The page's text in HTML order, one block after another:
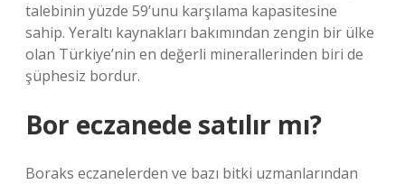
talebinin yüzde 59’unu karşılama kapasitesine
sahip. Yeraltı kaynakları bakımından zengin bir ülke
olan Türkiye’nin en değerli minerallerinden biri de
şüphesiz bordur.
Bor eczanede satılır mı?
Boraks eczanelerden ve bazı bitki uzmanlarından